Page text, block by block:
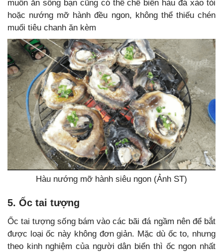
muốn ăn sống bạn cũng có thể chế biến hàu đá xào tỏi
hoặc nướng mỡ hành đều ngon, không thể thiếu chén
muối tiêu chanh ăn kèm
Hàu nướng mỡ hành siêu ngon (Ảnh ST)
5. Ốc tai tượng
Ốc tai tượng sống bám vào các bãi đá ngầm nên để bắt
được loại ốc này không đơn giản. Mặc dù ốc to, nhưng
theo kinh nghiệm của người dân biển thì ốc ngon nhất